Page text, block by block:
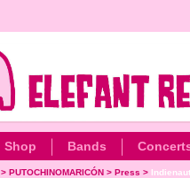
Shop Bands
> PUTOCHINOMARICÓN> Press >